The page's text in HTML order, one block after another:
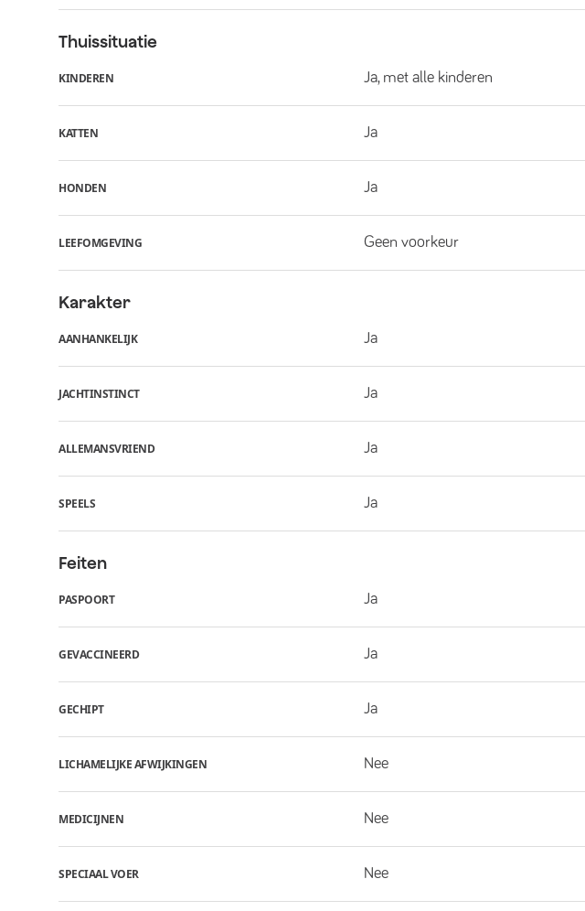
Thuissituatie
KINDEREN Ja, met alle kinderen
KATTEN Ja
HONDEN Ja
LEEFOMGEVING Geen voorkeur
Karakter
AANHANKELIJK Ja
JACHTINSTINCT Ja
ALLEMANSVRIEND Ja
SPEELS Ja
Feiten
PASPOORT Ja
GEVACCINEERD Ja
GECHIPT Ja
LICHAMELIJKE AFWIJKINGEN Nee
MEDICIJNEN Nee
SPECIAAL VOER Nee